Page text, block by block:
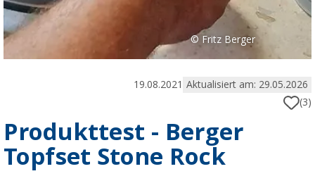
© Fritz Berger
19.08.2021 Aktualisiert am: 29.05.2026
(3)
Produkttest - Berger
Topfset Stone Rock